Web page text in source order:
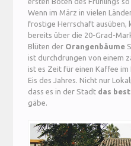
Wenn im März in vielen
frostige Herrschaft
bereits über die 20-Grad-
Blüten der Orangenbäume
ist durchdrungen von einem
ist es Zeit für einen Kaffee
Eis des Jahres. Nicht nur
dass es in der Stadt das
gäbe.